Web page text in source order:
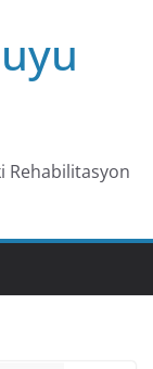
Rehabilitasyon